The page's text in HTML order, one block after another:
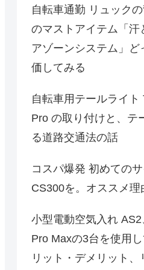
自転車通勤 リュック
のマストアイテム「汗
アゾーンシステム」
価してみる
自転車用テールライト
Pro の取り付けと、テ
る道路交通法の話
コスパ爆発 初めての
CS300を。オススメ理
小型電動空気入れ
Pro Maxの3台を使用
リット・デメリット、